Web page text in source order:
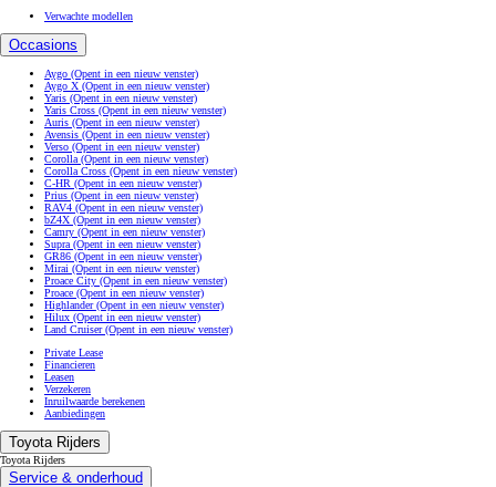
Verwachte modellen
Occasions
Aygo (Opent in een nieuw venster)
Aygo X (Opent in een nieuw venster)
Yaris (Opent in een nieuw venster)
Yaris Cross (Opent in een nieuw venster)
Auris (Opent in een nieuw venster)
Avensis (Opent in een nieuw venster)
Verso (Opent in een nieuw venster)
Corolla (Opent in een nieuw venster)
Corolla Cross (Opent in een nieuw venster)
C-HR (Opent in een nieuw venster)
Prius (Opent in een nieuw venster)
RAV4 (Opent in een nieuw venster)
bZ4X (Opent in een nieuw venster)
Camry (Opent in een nieuw venster)
Supra (Opent in een nieuw venster)
GR86 (Opent in een nieuw venster)
Mirai (Opent in een nieuw venster)
Proace City (Opent in een nieuw venster)
Proace (Opent in een nieuw venster)
Highlander(Opent in een nieuw venster)
Hilux (Opent in een nieuw venster)
Land Cruiser(Opent in een nieuw venster)
Private Lease
Financieren
Leasen
Verzekeren
Inruilwaarde berekenen
Aanbiedingen
Toyota Rijders
Toyota Rijders
Service & onderhoud